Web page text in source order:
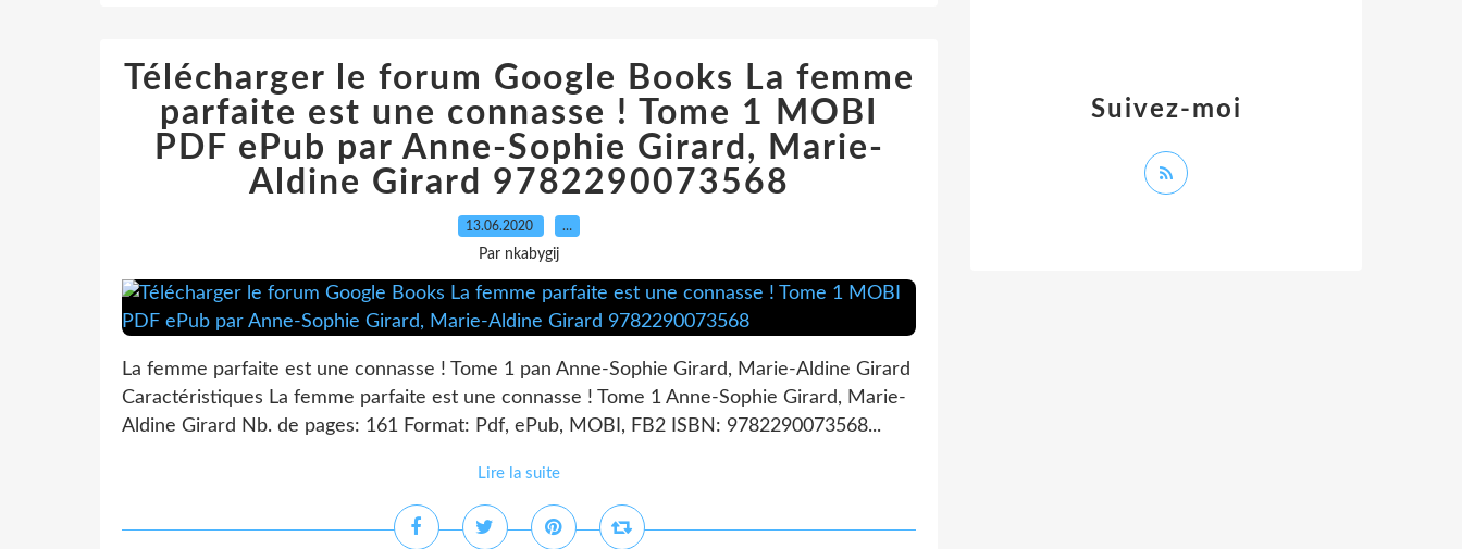
Télécharger le forum Google Books La femme
parfaite est une connasse ! Tome 1 MOBI
PDF ePub par Anne-Sophie Girard, Marie-
Aldine Girard 9782290073568
13.06.2020 …
Par nkabygij
La femme parfaite est une connasse ! Tome 1 pan Anne-Sophie Girard, Marie-Aldine Girard
Caractéristiques La femme parfaite est une connasse ! Tome 1 Anne-Sophie Girard, Marie-
Aldine Girard Nb. de pages: 161 Format: Pdf, ePub, MOBI, FB2 ISBN: 9782290073568...
Lire la suite
Suivez-moi